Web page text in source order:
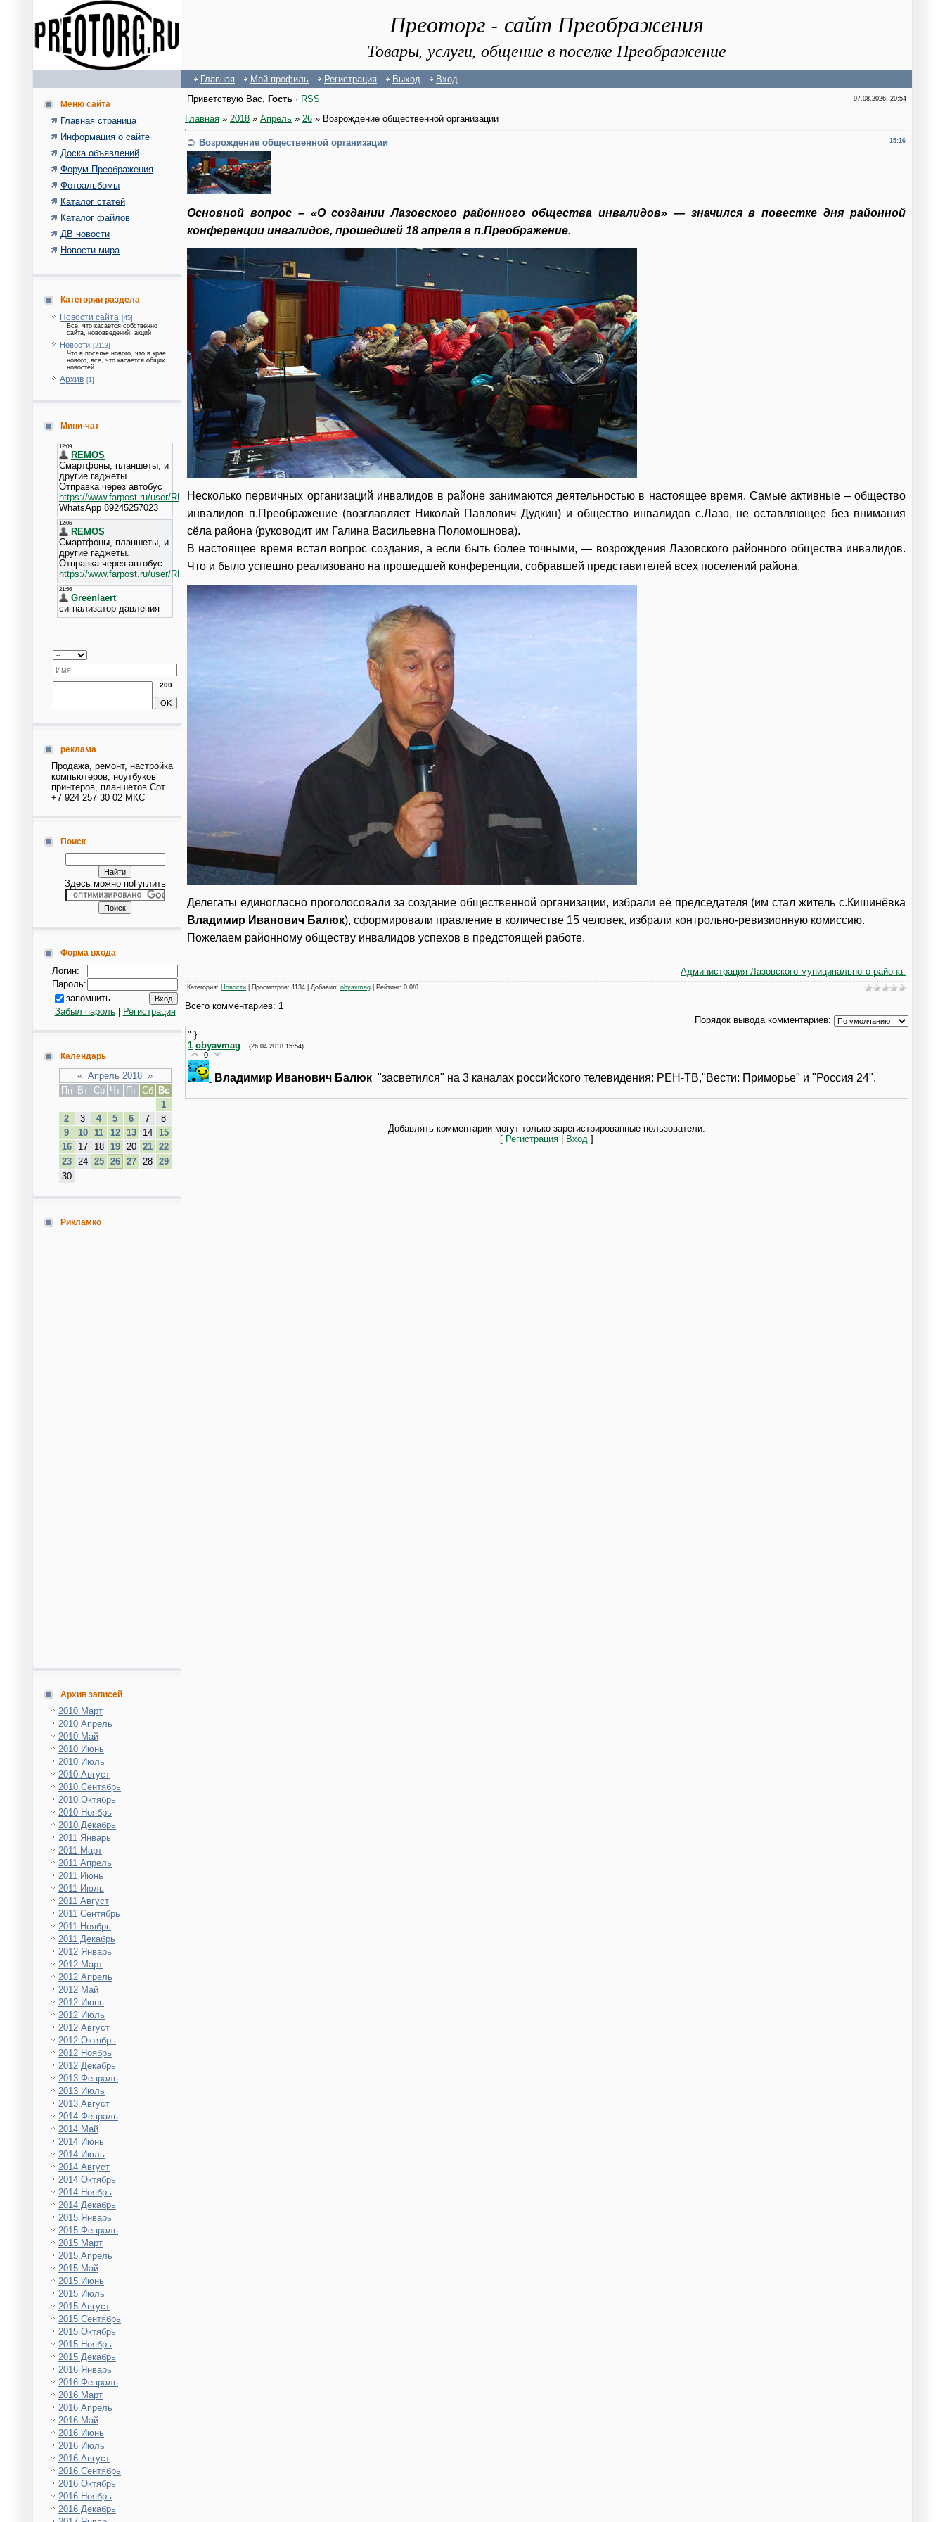
Преоторг - сайт Преображения
Товары, услуги, общение в поселке Преображение
Главная Мой профиль Регистрация Выход Вход
Меню сайта
Главная страница
Информация о сайте
Доска объявлений
Форум Преображения
Фотоальбомы
Каталог статей
Каталог файлов
ДВ новости
Новости мира
Категории раздела
Новости сайта [45]
Все, что касается собственно
сайта, нововведений, акций
Новости [2113]
Что в поселке нового, что в крае
нового, все, что касается общих
новостей
Архив [1]
Мини-чат
200
реклама
Продажа, ремонт, настройка
компьютеров, ноутбуков
принтеров, планшетов Сот.
+7 924 257 30 02 МКС
Поиск
Здесь можно поГуглить
Форма входа
Логин:
Пароль:
запомнить
Забыл пароль| Регистрация
Календарь
« Апрель 2018 »
Пн
Вт Ср Чт Пт Сб
Вс
1
2
3 4 5 6 7
8
9
10 11 12 13 14
15
16
17 18 19 20 21
22
23
24 25 26 27 28
29
30
Рикламко
Архив записей
2010 Март
2010 Апрель
2010 Май
2010 Июнь
2010 Июль
2010 Август
2010 Сентябрь
2010 Октябрь
2010 Ноябрь
2010 Декабрь
2011 Январь
2011 Март
2011 Апрель
2011 Июнь
2011 Июль
2011 Август
2011 Сентябрь
2011 Ноябрь
2011 Декабрь
2012 Январь
2012 Март
2012 Апрель
2012 Май
2012 Июнь
2012 Июль
2012 Август
2012 Октябрь
2012 Ноябрь
2012 Декабрь
2013 Февраль
2013 Июль
2013 Август
2014 Февраль
2014 Май
2014 Июнь
2014 Июль
2014 Август
2014 Октябрь
2014 Ноябрь
2014 Декабрь
2015 Январь
2015 Февраль
2015 Март
2015 Апрель
2015 Май
2015 Июнь
2015 Июль
2015 Август
2015 Сентябрь
2015 Октябрь
2015 Ноябрь
2015 Декабрь
2016 Январь
2016 Февраль
2016 Март
2016 Апрель
2016 Май
2016 Июнь
2016 Июль
2016 Август
2016 Сентябрь
2016 Октябрь
2016 Ноябрь
2016 Декабрь
Приветствую Вас, Гость · RSS 07.08.2026, 20:54
Главная » 2018 » Апрель » 26 » Возрождение общественной организации
15:16
Возрождение общественной организации
Основной вопрос – «О создании Лазовского районного общества инвалидов» — значился в повестке дня районной
конференции инвалидов, прошедшей 18 апреля в п.Преображение.
Несколько первичных организаций инвалидов в районе занимаются деятельностью в настоящее время. Самые активные – общество
инвалидов п.Преображение (возглавляет Николай Павлович Дудкин) и общество инвалидов с.Лазо, не оставляющее без внимания
сёла района (руководит им Галина Васильевна Поломошнова).
В настоящее время встал вопрос создания, а если быть более точными, — возрождения Лазовского районного общества инвалидов.
Что и было успешно реализовано на прошедшей конференции, собравшей представителей всех поселений района.
Делегаты единогласно проголосовали за создание общественной организации, избрали её председателя (им стал житель с.Кишинёвка
Владимир Иванович Балюк), сформировали правление в количестве 15 человек, избрали контрольно-ревизионную комиссию.
Пожелаем районному обществу инвалидов успехов в предстоящей работе.
Администрация Лазовского муниципального района.
Категория: Новости Просмотров: 1134 | Добавил: obyavmag Рейтинг: 0.0/0
Всего комментариев: 1
Порядок вывода комментариев:
" }
1 obyavmag (26.04.2018 15:54)
0
Владимир Иванович Балюк "засветился" на 3 каналах российского телевидения: РЕН-ТВ,"Вести: Приморье" и "Россия 24".
Добавлять комментарии могут только зарегистрированные пользователи.
[ Регистрация Вход ]